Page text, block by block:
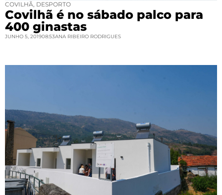
COVILHÃ, DESPORTO
Covilhã é no sábado palco para
400 ginastas
JUNHO 5, 201908:53ANA RIBEIRO RODRIGUES